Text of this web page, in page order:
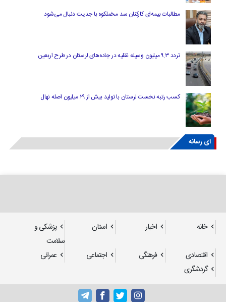
مطالبات بیمه‌ای کارکنان سد مخملکوه با جدیت دنبال می‌شود
تردد ۹.۳ میلیون وسیله نقلیه در جاده‌های لرستان در طرح اربعین
کسب رتبه نخست لرستان با تولید بیش از ۲۹ میلیون اصله نهال
ای رسانه
خانه اخبار استان
پزشکی و
سلامت
اقتصادی
فرهنگی اجتماعی
عمرانی
گردشگری